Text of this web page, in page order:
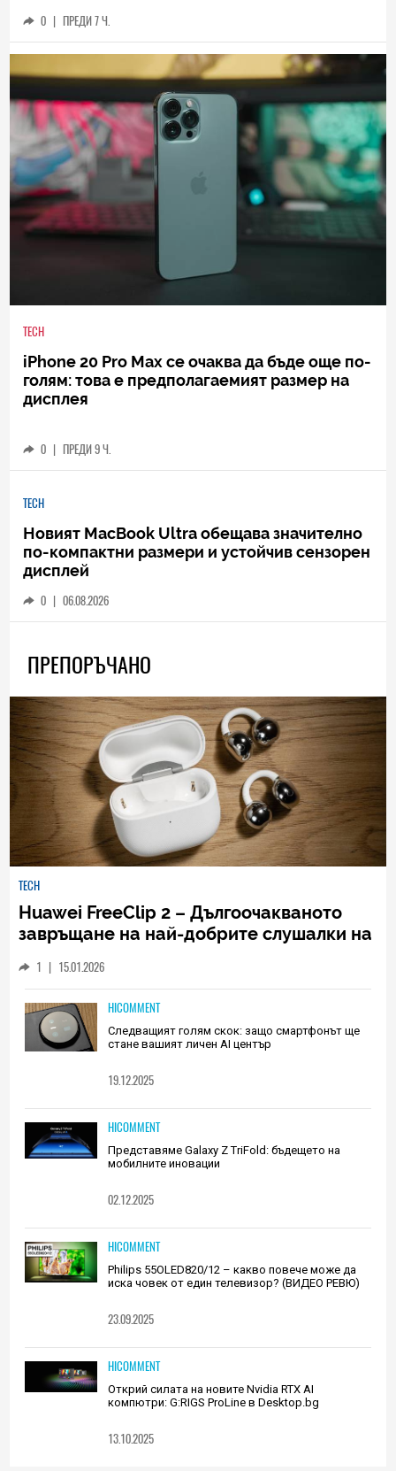
0 | ПРЕДИ 7 Ч.
TECH
iPhone 20 Pro Max се очаква да бъде още по-
голям: това е предполагаемият размер на
дисплея
0 | ПРЕДИ 9 Ч.
TECH
Новият MacBook Ultra обещава значително
по-компактни размери и устойчив сензорен
дисплей
0 | 06.08.2026
ПРЕПОРЪЧАНО
TECH
Huawei FreeClip 2 – Дългоочакваното
завръщане на най-добрите слушалки на
1 | 15.01.2026
HICOMMENT
Следващият голям скок: защо смартфонът ще
стане вашият личен AI център
19.12.2025
HICOMMENT
Представяме Galaxy Z TriFold: бъдещето на
мобилните иновации
02.12.2025
HICOMMENT
Philips 55OLED820/12 – какво повече може да
иска човек от един телевизор? (ВИДЕО РЕВЮ)
23.09.2025
HICOMMENT
Открий силата на новите Nvidia RTX AI
компютри: G:RIGS ProLine в Desktop.bg
13.10.2025